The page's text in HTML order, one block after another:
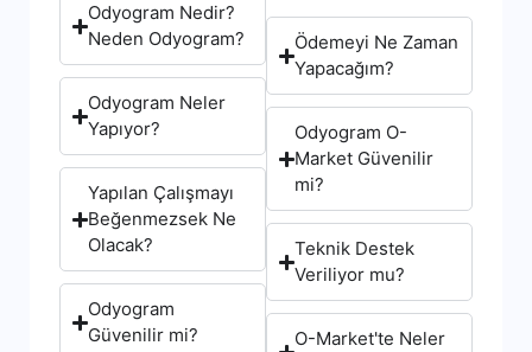
Odyogram Nedir?
Neden Odyogram?
Odyogram Neler
Yapıyor?
Yapılan Çalışmayı
Beğenmezsek Ne
Olacak?
Odyogram
Güvenilir mi?
Ödemeyi Ne Zaman
Yapacağım?
Odyogram O-
Market Güvenilir
mi?
Teknik Destek
Veriliyor mu?
O-Market'te Neler